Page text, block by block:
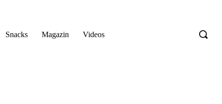
Snacks Magazin Videos